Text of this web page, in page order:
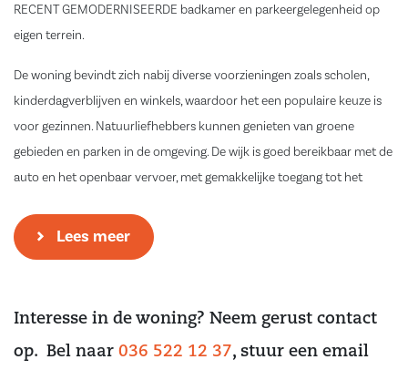
RECENT GEMODERNISEERDE badkamer en parkeergelegenheid op
eigen terrein.
De woning bevindt zich nabij diverse voorzieningen zoals scholen,
kinderdagverblijven en winkels, waardoor het een populaire keuze is
voor gezinnen. Natuurliefhebbers kunnen genieten van groene
gebieden en parken in de omgeving. De wijk is goed bereikbaar met de
auto en het openbaar vervoer, met gemakkelijke toegang tot het
Begane grond:
aan de voorzijde van de woning en profiteert van natuurlijk licht, met
een handige trapkast voor extra opslagruimte. Aan de achterzijde van
Lees meer
Interesse in de woning? Neem gerust contact
op. Bel naar 036 522 12 37, stuur een email